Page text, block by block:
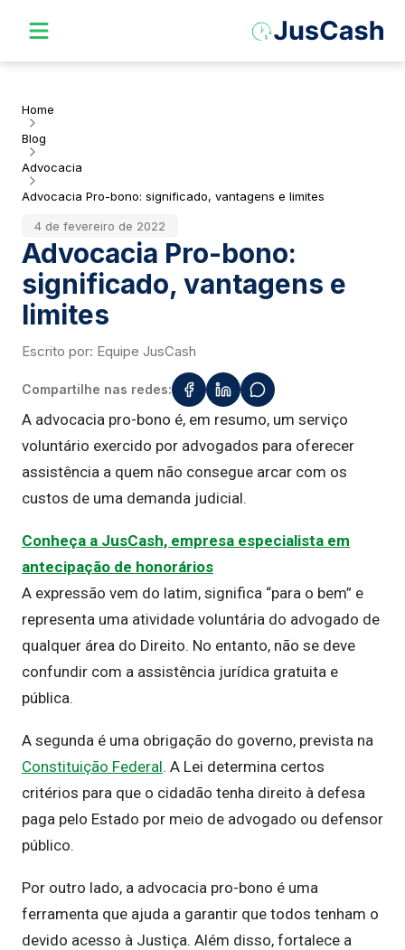
Home
Blog
Advocacia
Advocacia Pro-bono: significado, vantagens e limites
4 de fevereiro de 2022
Advocacia Pro-bono:
significado, vantagens e
limites
Escrito por: Equipe JusCash
Compartilhe nas redes:
A advocacia pro-bono é, em resumo, um serviço
voluntário exercido por advogados para oferecer
assistência a quem não consegue arcar com os
custos de uma demanda judicial.
Conheça a JusCash, empresa especialista em
antecipação de honorários
A expressão vem do latim, significa “para o bem” e
representa uma atividade voluntária do advogado de
qualquer área do Direito. No entanto, não se deve
confundir com a assistência jurídica gratuita e
pública.
A segunda é uma obrigação do governo, prevista na
Constituição Federal. A Lei determina certos
critérios para que o cidadão tenha direito à defesa
paga pelo Estado por meio de advogado ou defensor
público.
Por outro lado, a advocacia pro-bono é uma
ferramenta que ajuda a garantir que todos tenham o
devido acesso à Justiça. Além disso, fortalece a